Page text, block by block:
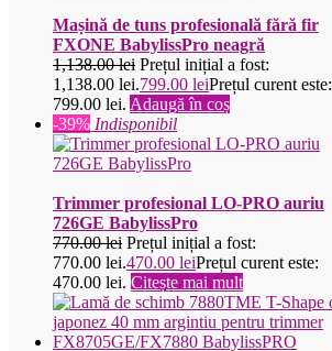
Mașină de tuns profesională fără fir
FXONE BabylissPro neagră
1,138.00lei Prețul inițial a fost:
1,138.00 lei.799.00 leiPrețul curent este:
799.00 lei. Adaugă în coș
-39% Indisponibil
Trimmer profesional LO-PRO auriu
726GE BabylissPro
770.00lei Prețul inițial a fost:
770.00 lei.470.00 leiPrețul curent este:
470.00 lei. Citește mai mult